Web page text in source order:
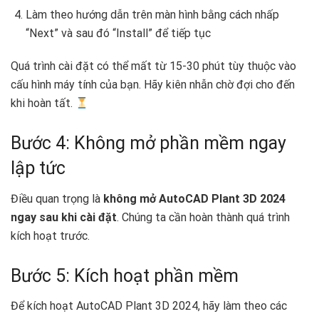
Làm theo hướng dẫn trên màn hình bằng cách nhấp
“Next” và sau đó “Install” để tiếp tục
Quá trình cài đặt có thể mất từ 15-30 phút tùy thuộc vào
cấu hình máy tính của bạn. Hãy kiên nhẫn chờ đợi cho đến
khi hoàn tất.
Bước 4: Không mở phần mềm ngay
lập tức
Điều quan trọng là không mở AutoCAD Plant 3D 2024
ngay sau khi cài đặt. Chúng ta cần hoàn thành quá trình
kích hoạt trước.
Bước 5: Kích hoạt phần mềm
Để kích hoạt AutoCAD Plant 3D 2024, hãy làm theo các